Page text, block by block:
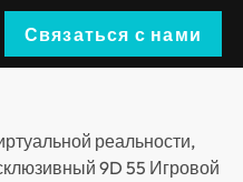
Связаться с нами
реальности,
9D 55 Игровой